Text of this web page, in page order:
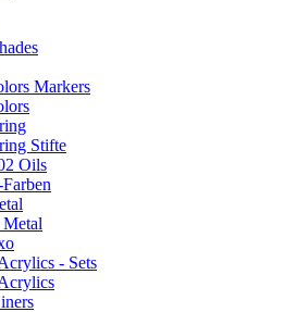
Markers
Stifte
Oils
- Sets